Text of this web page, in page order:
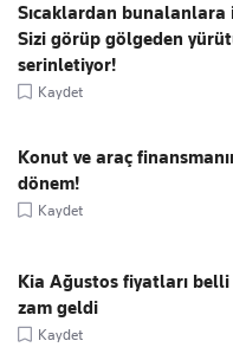
Sıcaklardan
Sizi görüp gölgeden
serinletiyor!
Kaydet
Konut ve araç
dönem!
Kaydet
Kia Ağustos fiyatları
zam geldi
Kaydet